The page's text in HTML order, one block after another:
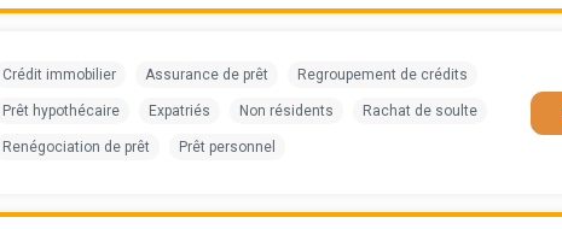
Crédit immobilier Assurance de prêt Regroupement de crédits
Prêt hypothécaire Expatriés Non résidents Rachat de soulte
Renégociation de prêt Prêt personnel